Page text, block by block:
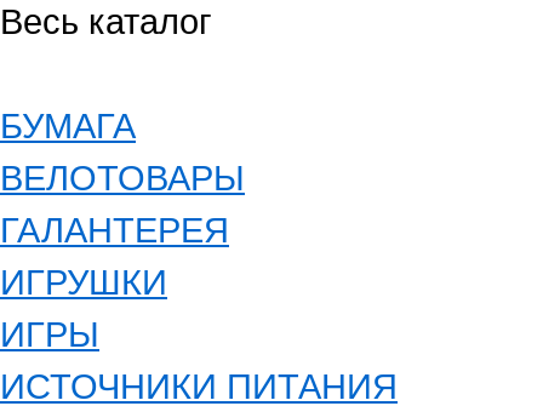
Весь каталог
БУМАГА
ВЕЛОТОВАРЫ
ГАЛАНТЕРЕЯ
ИГРУШКИ
ИГРЫ
ИСТОЧНИКИ ПИТАНИЯ